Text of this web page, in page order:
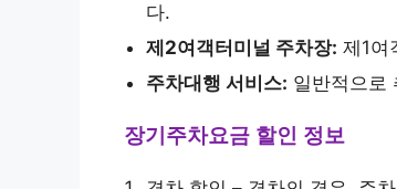
다.
제2여객터미널 주차장: 제1여
주차대행 서비스: 일반적으로
장기주차요금 할인 정보